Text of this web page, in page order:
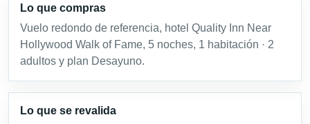
Lo que compras
Vuelo redondo de referencia, hotel Quality Inn Near
Hollywood Walk of Fame, 5 noches, 1 habitación · 2
adultos y plan Desayuno.
Lo que se revalida